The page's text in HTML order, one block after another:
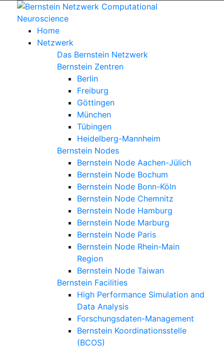
Home
Netzwerk
Das Bernstein Netzwerk
Bernstein Zentren
Berlin
Freiburg
Göttingen
München
Tübingen
Heidelberg-Mannheim
Bernstein Nodes
Bernstein Node Aachen-Jülich
Bernstein Node Bochum
Bernstein Node Bonn-Köln
Bernstein Node Chemnitz
Bernstein Node Hamburg
Bernstein Node Marburg
Bernstein Node Paris
Bernstein Node Rhein-Main
Region
Bernstein Node Taiwan
Bernstein Facilities
High Performance Simulation and
Data Analysis
Forschungsdaten-Management
Bernstein Koordinationsstelle
(BCOS)